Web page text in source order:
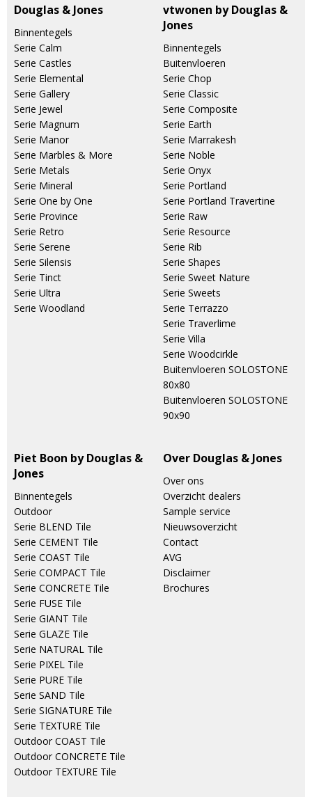
Douglas & Jones
Binnentegels
Serie Calm
Serie Castles
Serie Elemental
Serie Gallery
Serie Jewel
Serie Magnum
Serie Manor
Serie Marbles & More
Serie Metals
Serie Mineral
Serie One by One
Serie Province
Serie Retro
Serie Serene
Serie Silensis
Serie Tinct
Serie Ultra
Serie Woodland
vtwonen by Douglas &
Jones
Binnentegels
Buitenvloeren
Serie Chop
Serie Classic
Serie Composite
Serie Earth
Serie Marrakesh
Serie Noble
Serie Onyx
Serie Portland
Serie Portland Travertine
Serie Raw
Serie Resource
Serie Rib
Serie Shapes
Serie Sweet Nature
Serie Sweets
Serie Terrazzo
Serie Traverlime
Serie Villa
Serie Woodcirkle
Buitenvloeren SOLOSTONE
80x80
Buitenvloeren SOLOSTONE
90x90
Piet Boon by Douglas &
Jones
Binnentegels
Outdoor
Serie BLEND Tile
Serie CEMENT Tile
Serie COAST Tile
Serie COMPACT Tile
Serie CONCRETE Tile
Serie FUSE Tile
Serie GIANT Tile
Serie GLAZE Tile
Serie NATURAL Tile
Serie PIXEL Tile
Serie PURE Tile
Serie SAND Tile
Serie SIGNATURE Tile
Serie TEXTURE Tile
Outdoor COAST Tile
Outdoor CONCRETE Tile
Outdoor TEXTURE Tile
Over Douglas & Jones
Over ons
Overzicht dealers
Sample service
Nieuwsoverzicht
Contact
AVG
Disclaimer
Brochures